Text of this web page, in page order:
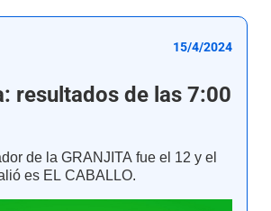
15/4/2024
resultados de las 7:00
de la GRANJITA fue el 12 y el
es EL CABALLO.